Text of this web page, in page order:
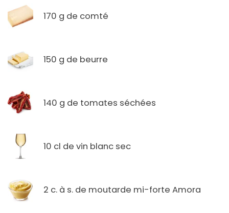
170 g de comté
150 g de beurre
140 g de tomates séchées
10 cl de vin blanc sec
2 c. à s. de moutarde mi-forte Amora